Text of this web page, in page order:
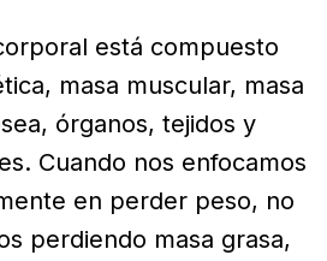
está compuesto
masa muscular, masa
órganos, tejidos y
Cuando nos enfocamos
en perder peso, no
perdiendo masa grasa,